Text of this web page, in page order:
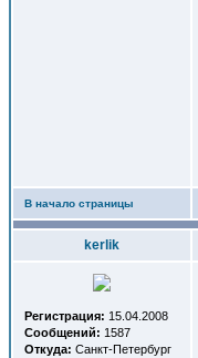
В начало страницы
kerlik
Регистрация: 15.04.2008
Сообщений: 1587
Откуда: Санкт-Петербург